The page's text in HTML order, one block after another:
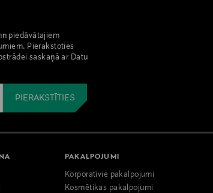
piedāvātajiem
Pierakstoties
saskaņā ar Datu
PAKALPOJUMI
Korporatīvie pakalpojumi
Kosmētikas pakalpojumi